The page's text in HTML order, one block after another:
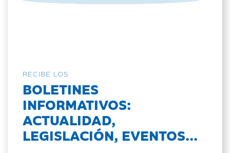
RECIBE LOS
BOLETINES
INFORMATIVOS:
ACTUALIDAD,
LEGISLACIÓN, EVENTOS...